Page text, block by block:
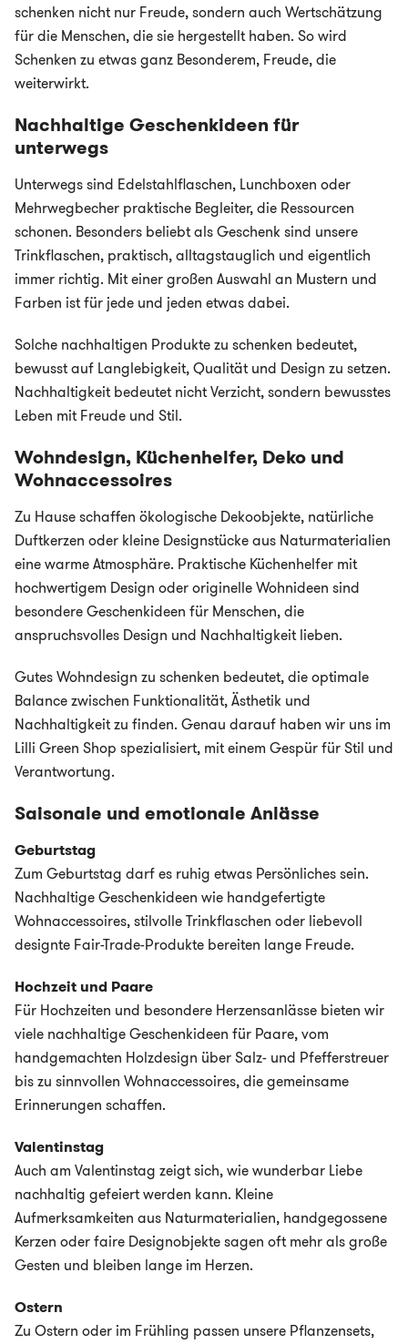
schenken nicht nur Freude, sondern auch Wertschätzung
für die Menschen, die sie hergestellt haben. So wird
Schenken zu etwas ganz Besonderem, Freude, die
weiterwirkt.
Nachhaltige Geschenkideen für
unterwegs
Unterwegs sind Edelstahlflaschen, Lunchboxen oder
Mehrwegbecher praktische Begleiter, die Ressourcen
schonen. Besonders beliebt als Geschenk sind unsere
Trinkflaschen, praktisch, alltagstauglich und eigentlich
immer richtig. Mit einer großen Auswahl an Mustern und
Farben ist für jede und jeden etwas dabei.
Solche nachhaltigen Produkte zu schenken bedeutet,
bewusst auf Langlebigkeit, Qualität und Design zu setzen.
Nachhaltigkeit bedeutet nicht Verzicht, sondern bewusstes
Leben mit Freude und Stil.
Wohndesign, Küchenhelfer, Deko und
Wohnaccessoires
Zu Hause schaffen ökologische Dekoobjekte, natürliche
Duftkerzen oder kleine Designstücke aus Naturmaterialien
eine warme Atmosphäre. Praktische Küchenhelfer mit
hochwertigem Design oder originelle Wohnideen sind
besondere Geschenkideen für Menschen, die
anspruchsvolles Design und Nachhaltigkeit lieben.
Gutes Wohndesign zu schenken bedeutet, die optimale
Balance zwischen Funktionalität, Ästhetik und
Nachhaltigkeit zu finden. Genau darauf haben wir uns im
Lilli Green Shop spezialisiert, mit einem Gespür für Stil und
Verantwortung.
Saisonale und emotionale Anlässe
Geburtstag
Zum Geburtstag darf es ruhig etwas Persönliches sein.
Nachhaltige Geschenkideen wie handgefertigte
Wohnaccessoires, stilvolle Trinkflaschen oder liebevoll
designte Fair-Trade-Produkte bereiten lange Freude.
Hochzeit und Paare
Für Hochzeiten und besondere Herzensanlässe bieten wir
viele nachhaltige Geschenkideen für Paare, vom
handgemachten Holzdesign über Salz- und Pfefferstreuer
bis zu sinnvollen Wohnaccessoires, die gemeinsame
Erinnerungen schaffen.
Valentinstag
Auch am Valentinstag zeigt sich, wie wunderbar Liebe
nachhaltig gefeiert werden kann. Kleine
Aufmerksamkeiten aus Naturmaterialien, handgegossene
Kerzen oder faire Designobjekte sagen oft mehr als große
Gesten und bleiben lange im Herzen.
Ostern
Zu Ostern oder im Frühling passen unsere Pflanzensets,